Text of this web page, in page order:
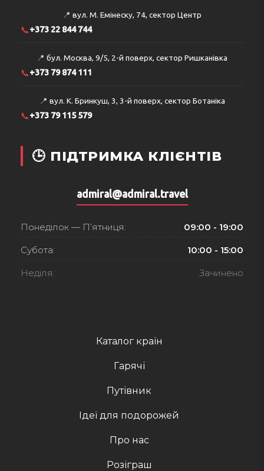
Каталог країн
Гарячі
Путівник
Ідеї для подорожей
Про нас
Розіграш
📍 вул. М. Емінеску, 74, сектор Центр
📞+373 22 844 744
📍 бул. Москва, 9/5, 2-й поверх, сектор Ришканівка
📞+373 79 874 111
📍 вул. К. Бринкуш, 3, 3-й поверх, сектор Ботаніка
📞+373 79 115 579
🕒 ПІДТРИМКА КЛІЄНТІВ
admiral@admiral.travel
Понеділок — П’ятниця: 09:00 - 19:00
Субота: 10:00 - 15:00
Неділя: Зачинено